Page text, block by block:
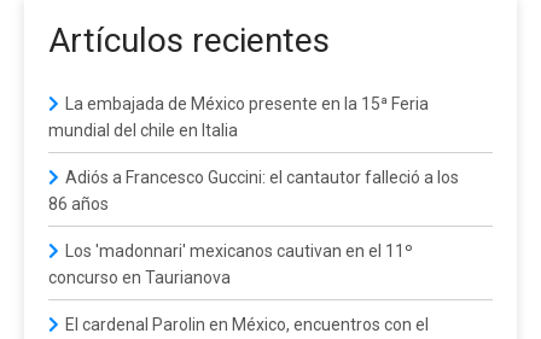
Artículos recientes
La embajada de México presente en la 15ª Feria
mundial del chile en Italia
Adiós a Francesco Guccini: el cantautor falleció a los
86 años
Los 'madonnari' mexicanos cautivan en el 11º
concurso en Taurianova
El cardenal Parolin en México, encuentros con el